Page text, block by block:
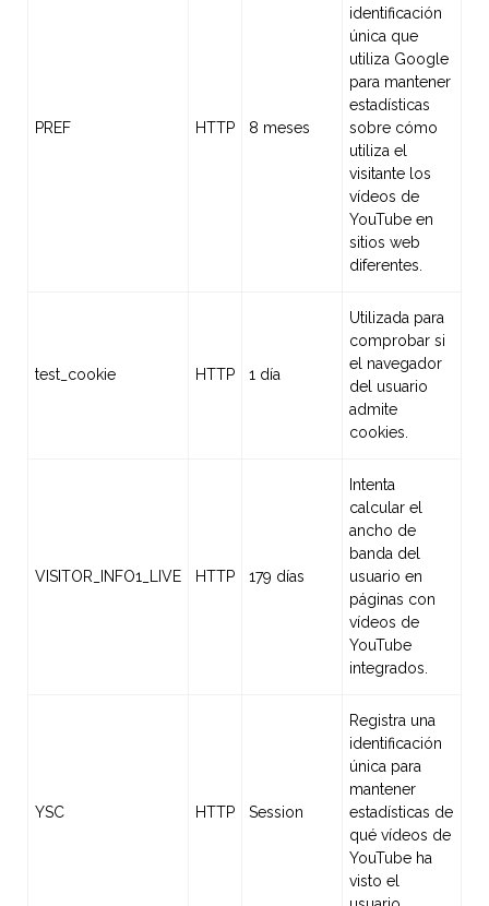
PREF HTTP 8 meses
identificación
única que
utiliza Google
para mantener
estadísticas
sobre cómo
utiliza el
visitante los
vídeos de
YouTube en
sitios web
diferentes.
test_cookie HTTP 1 día
Utilizada para
comprobar si
el navegador
del usuario
admite
cookies.
VISITOR_INFO1_LIVE HTTP 179 días
Intenta
calcular el
ancho de
banda del
usuario en
páginas con
vídeos de
YouTube
integrados.
YSC HTTP Session
Registra una
identificación
única para
mantener
estadísticas de
qué vídeos de
YouTube ha
visto el